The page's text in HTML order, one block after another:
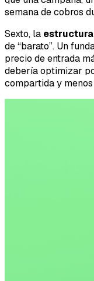
semana de cobros
Sexto, la
de “barato”. Un
precio de entrada
debería optimizar
compartida y